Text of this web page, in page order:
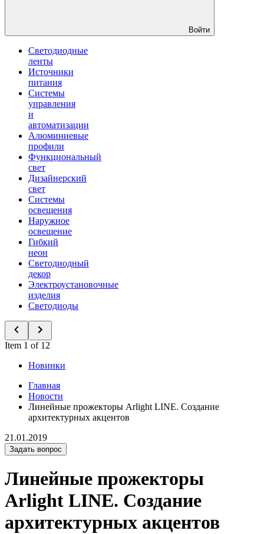
Войти
Светодиодные
ленты
Источники
питания
Системы
управления
и
автоматизации
Алюминиевые
профили
Функциональный
свет
Дизайнерский
свет
Системы
освещения
Наружное
освещение
Гибкий
неон
Светодиодный
декор
Электроустановочные
изделия
Светодиоды
Item 1 of 12
Новинки
Главная
Новости
Линейные прожекторы Arlight LINE. Создание
архитектурных акцентов
21.01.2019
Задать вопрос
Линейные прожекторы
Arlight LINE. Создание
архитектурных акцентов